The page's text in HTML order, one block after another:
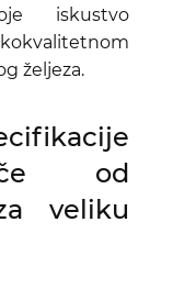
iskustvo
željeza.
od
veliku